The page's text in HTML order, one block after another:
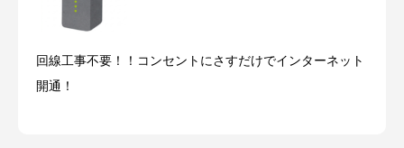
回線工事不要！！コンセントにさすだけでインターネット
開通！